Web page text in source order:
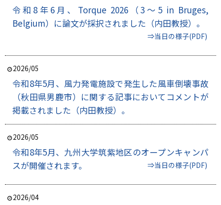
令和8年6月、Torque 2026（3～5 in Bruges,
Belgium）に論文が採択されました（内田教授）。
⇒当日の様子(PDF)
2026/05
令和8年5月、風力発電施設で発生した風車倒壊事故
（秋田県男鹿市）に関する記事においてコメントが
掲載されました（内田教授）。
2026/05
令和8年5月、九州大学筑紫地区のオープンキャンパ
スが開催されます。
⇒当日の様子(PDF)
2026/04